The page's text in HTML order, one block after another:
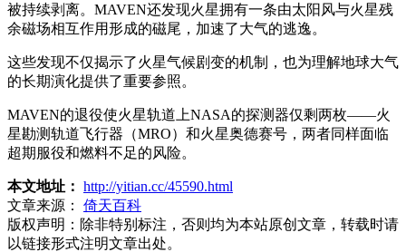
被持续剥离。MAVEN还发现火星拥有一条由太阳风与火星残
余磁场相互作用形成的磁尾，加速了大气的逃逸。
这些发现不仅揭示了火星气候剧变的机制，也为理解地球大气
的长期演化提供了重要参照。
MAVEN的退役使火星轨道上NASA的探测器仅剩两枚——火
星勘测轨道飞行器（MRO）和火星奥德赛号，两者同样面临
超期服役和燃料不足的风险。
本文地址： http://yitian.cc/45590.html
文章来源：
倚天百科
版权声明： 除非特别标注，否则均为本站原创文章，转载时请
以链接形式注明文章出处。